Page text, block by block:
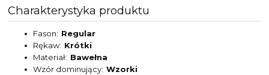
Charakterystyka produktu
Fason
Regular
Rękaw Krótki
Materiał Bawełna
Wzór dominujący Wzorki